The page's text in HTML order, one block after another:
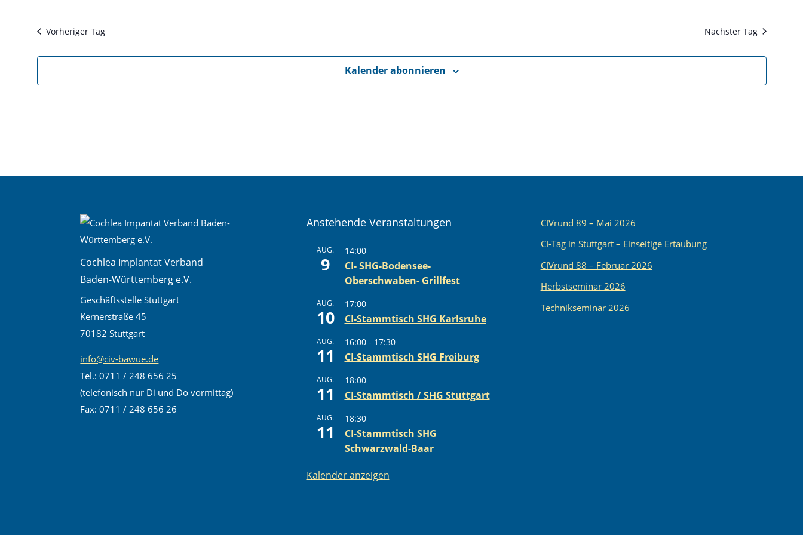
Vorheriger Tag Nächster Tag
Kalender abonnieren
Cochlea Implantat Verband
Baden-Württemberg e.V.
Geschäftsstelle Stuttgart
Kernerstraße 45
70182 Stuttgart
info@civ-bawue.de
Tel.: 0711 / 248 656 25
(telefonisch nur Di und Do vormittag)
Fax: 0711 / 248 656 26
Anstehende Veranstaltungen
AUG.
9
14:00
CI- SHG-Bodensee-
Oberschwaben- Grillfest
AUG.
10
17:00
CI-Stammtisch SHG Karlsruhe
AUG.
11
16:00- 17:30
CI-Stammtisch SHG Freiburg
AUG.
11
18:00
CI-Stammtisch / SHG Stuttgart
AUG.
11
18:30
CI-Stammtisch SHG
Schwarzwald-Baar
Kalender anzeigen
CIVrund 89 – Mai 2026
CI-Tag in Stuttgart – Einseitige Ertaubung
CIVrund 88 – Februar 2026
Herbstseminar 2026
Technikseminar 2026